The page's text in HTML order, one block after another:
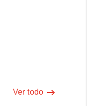
Ver todo